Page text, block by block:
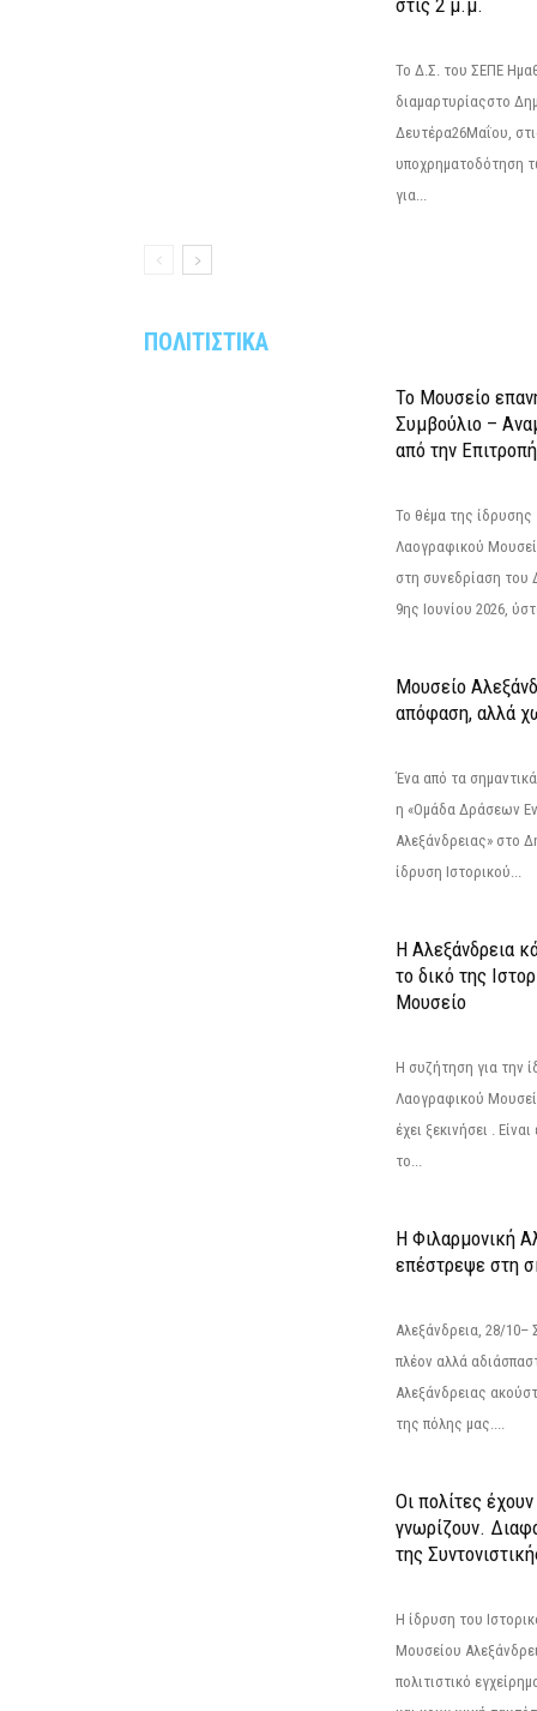
Το Δ.Σ. του ΣΕΠΕ
διαμαρτυρίαςστο
Δευτέρα26Μαΐου,
υποχρηματοδότηση
για...
ΠΟΛΙΤΙΣΤΙΚΑ
Το Μουσείο
Συμβούλιο –
από την Επιτροπή
Το θέμα της ίδρυσης
Λαογραφικού
στη συνεδρίαση του
9ης Ιουνίου 2026,
Μουσείο
απόφαση, αλλά
Ένα από τα
η «Ομάδα Δράσεων
Αλεξάνδρειας» στο
ίδρυση Ιστορικού...
Η Αλεξάνδρεια
το δικό της
Μουσείο
Η συζήτηση για την
Λαογραφικού
έχει ξεκινήσει .
το...
Η Φιλαρμονική
επέστρεψε στη
Αλεξάνδρεια, 28/
πλέον αλλά
Αλεξάνδρειας
της πόλης μας....
Οι πολίτες
γνωρίζουν.
της
Η ίδρυση του
Μουσείου
πολιτιστικό